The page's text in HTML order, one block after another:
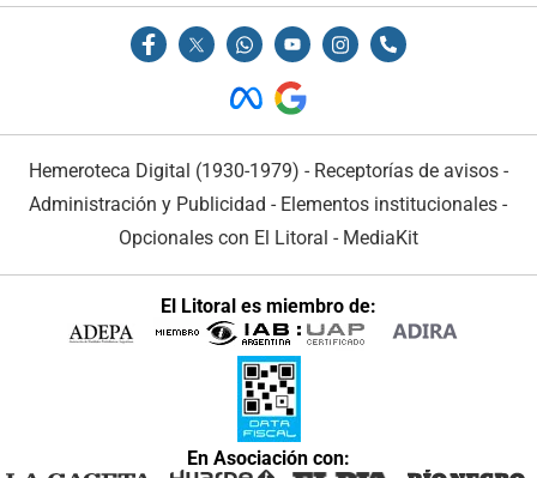
Hemeroteca Digital (1930-1979) - Receptorías de avisos -
Administración y Publicidad - Elementos institucionales -
Opcionales con El Litoral - MediaKit
El Litoral es miembro de:
En Asociación con: